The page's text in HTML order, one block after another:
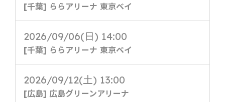
[千葉] ららアリーナ 東京ベイ
2026/09/06(日) 14:00
[千葉] ららアリーナ 東京ベイ
2026/09/12(土) 13:00
[広島] 広島グリーンアリーナ